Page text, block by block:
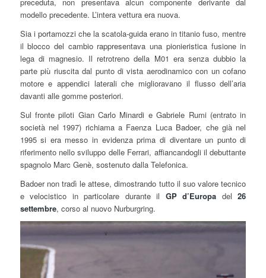
modello precedente. L’intera vettura era nuova.
Sia i portamozzi che la scatola-guida erano in titanio fuso, mentre
il blocco del cambio rappresentava una pionieristica fusione in
lega di magnesio. Il retrotreno della M01 era senza dubbio la
parte più riuscita dal punto di vista aerodinamico con un cofano
motore e appendici laterali che miglioravano il flusso dell’aria
davanti alle gomme posteriori.
Sul fronte piloti Gian Carlo Minardi e Gabriele Rumi (entrato in
società nel 1997) richiama a Faenza Luca Badoer, che già nel
1995 si era messo in evidenza prima di diventare un punto di
riferimento nello sviluppo delle Ferrari, affiancandogli il debuttante
spagnolo Marc Genè, sostenuto dalla Telefonica.
Badoer non tradì le attese, dimostrando tutto il suo valore tecnico
e velocistico in particolare durante il GP d’Europa del26
settembre, corso al nuovo Nurburgring.